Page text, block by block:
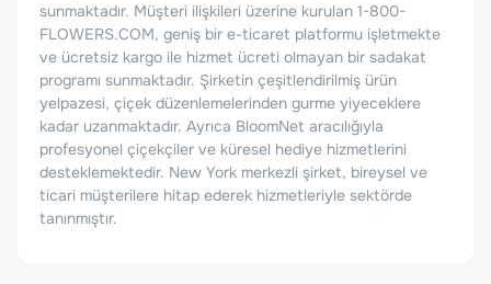
sunmaktadır. Müşteri ilişkileri üzerine kurulan 1-800-
FLOWERS.COM, geniş bir e-ticaret platformu işletmekte
ve ücretsiz kargo ile hizmet ücreti olmayan bir sadakat
programı sunmaktadır. Şirketin çeşitlendirilmiş ürün
yelpazesi, çiçek düzenlemelerinden gurme yiyeceklere
kadar uzanmaktadır. Ayrıca BloomNet aracılığıyla
profesyonel çiçekçiler ve küresel hediye hizmetlerini
desteklemektedir. New York merkezli şirket, bireysel ve
ticari müşterilere hitap ederek hizmetleriyle sektörde
tanınmıştır.